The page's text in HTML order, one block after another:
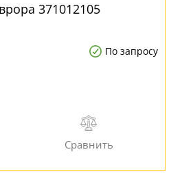
371012105
По запросу